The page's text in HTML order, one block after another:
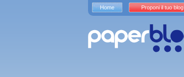
Home Proponi il tuo blog